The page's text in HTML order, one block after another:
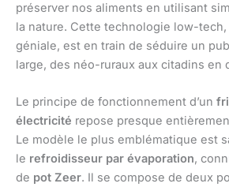
préserver nos aliments en utilisant
la nature. Cette technologie low-
géniale, est en train de séduire un
large, des néo-ruraux aux citadins en
Le principe de fonctionnement d’un
électricité repose presque
Le modèle le plus emblématique est
le refroidisseur par évaporation,
de pot Zeer. Il se compose de deux